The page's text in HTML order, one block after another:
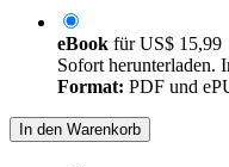
eBook fürUS$ 15,99
Sofort herunterladen.
Format: PDF und
In den Warenkorb